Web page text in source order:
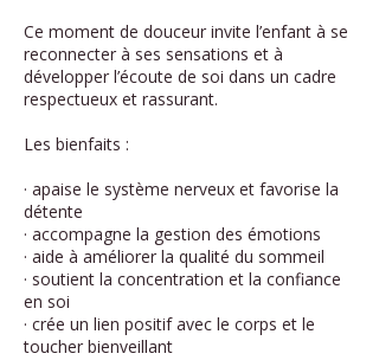
Ce moment de douceur invite l’enfant à se
reconnecter à ses sensations et à
développer l’écoute de soi dans un cadre
respectueux et rassurant.
Les bienfaits :
· apaise le système nerveux et favorise la
détente
· accompagne la gestion des émotions
· aide à améliorer la qualité du sommeil
· soutient la concentration et la confiance
en soi
· crée un lien positif avec le corps et le
toucher bienveillant